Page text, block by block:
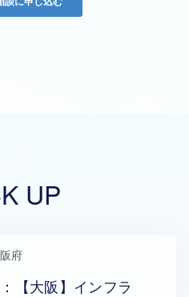
UP
府
【大阪】インフラ